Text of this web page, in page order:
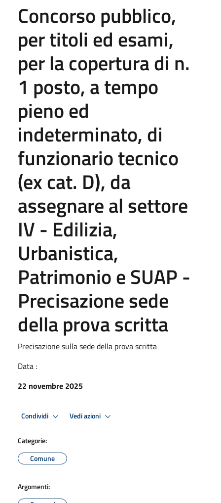
Concorso pubblico,
per titoli ed esami,
per la copertura di n.
1 posto, a tempo
pieno ed
indeterminato, di
funzionario tecnico
(ex cat. D), da
assegnare al settore
IV - Edilizia,
Urbanistica,
Patrimonio e SUAP -
Precisazione sede
della prova scritta
Precisazione sulla sede della prova scritta
Data :
22 novembre 2025
Condividi Vedi azioni
Categorie:
Comune
Argomenti: